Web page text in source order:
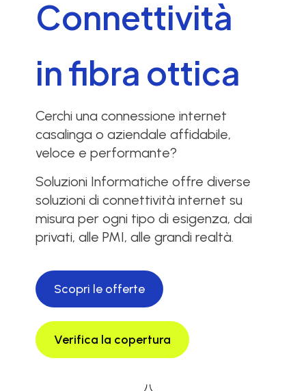
Connettività
in fibra ottica
Cerchi una connessione internet
casalinga o aziendale affidabile,
veloce e performante?
Soluzioni Informatiche offre diverse
soluzioni di connettività internet su
misura per ogni tipo di esigenza, dai
privati, alle PMI, alle grandi realtà.
Scopri le offerte
Verifica la copertura